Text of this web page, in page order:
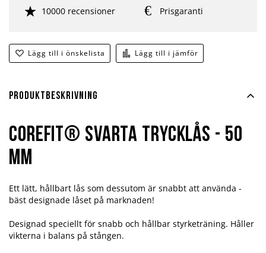
Lägg till i önskelista Lägg till i jämför
10000 recensioner Prisgaranti
Produktbeskrivning
Corefit® Svarta trycklås - 50
mm
Ett lätt, hållbart lås som dessutom är snabbt att använda -
bäst designade låset på marknaden!
Designad speciellt för snabb och hållbar styrketräning. Håller
vikterna i balans på stången.